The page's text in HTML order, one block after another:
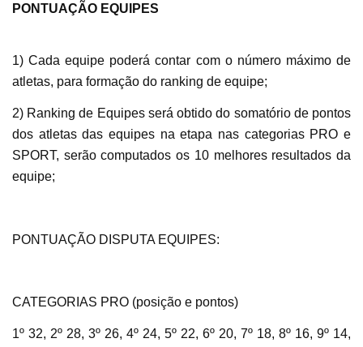
PONTUAÇÃO EQUIPES
1) Cada equipe poderá contar com o número máximo de
atletas, para formação do ranking de equipe;
2) Ranking de Equipes será obtido do somatório de pontos
dos atletas das equipes na etapa nas categorias PRO e
SPORT, serão computados os 10 melhores resultados da
equipe;
PONTUAÇÃO DISPUTA EQUIPES:
CATEGORIAS PRO (posição e pontos)
1º 32, 2º 28, 3º 26, 4º 24, 5º 22, 6º 20, 7º 18, 8º 16, 9º 14,